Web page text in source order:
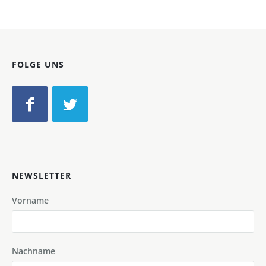
FOLGE UNS
NEWSLETTER
Vorname
Nachname